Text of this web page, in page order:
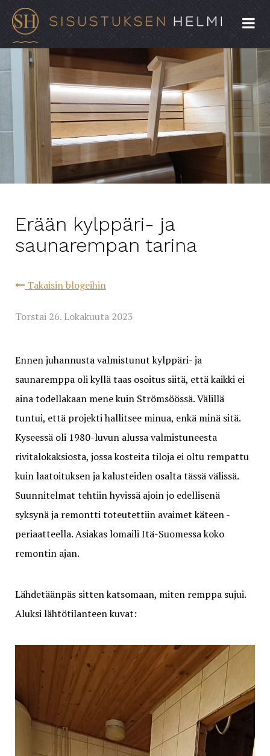
Erään kylppäri- ja
saunarempan tarina
Takaisin blogeihin
Torstai 26. Lokakuuta 2023
Ennen juhannusta valmistunut kylppäri- ja
saunaremppa oli kyllä taas osoitus siitä, että kaikki ei
aina todellakaan mene kuin Strömsöössä. Välillä
tuntui, että projekti hallitsee minua, enkä minä sitä.
Kyseessä oli 1980-luvun alussa valmistuneesta
rivitalokaksiosta, jossa kosteita tiloja ei oltu rempattu
kuin laatoituksen ja kalusteiden osalta tässä välissä.
Suunnitelmat tehtiin hyvissä ajoin jo edellisenä
syksynä ja remontti toteutettiin avaimet käteen -
periaatteella. Asiakas lomaili Itä-Suomessa koko
remontin ajan.
Lähdetäänpäs sitten katsomaan, miten remppa sujui.
Aluksi lähtötilanteen kuvat: